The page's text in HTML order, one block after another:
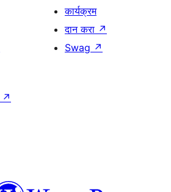
कार्यक्रम
दान करा ↗
Swag ↗
↗